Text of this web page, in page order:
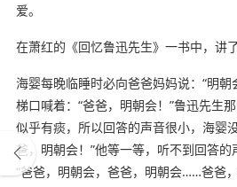
爱。
在萧红的《回忆鲁迅先生》一书中，讲
海婴每晚临睡时必向爸爸妈妈说：“明
梯口喊着：“爸爸，明朝会！”鲁迅先生
似乎有痰，所以回答的声音很小，海婴
爸，明朝会！”他等一等，听不到回答
“爸爸，明朝会，爸爸，明朝会……爸爸